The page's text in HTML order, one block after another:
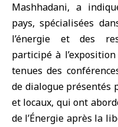
Mashhadani, a
pays, spécialisées
l’énergie et des
participé à
tenues des
de dialogue présentés
et locaux, qui ont
de l’Énergie après la